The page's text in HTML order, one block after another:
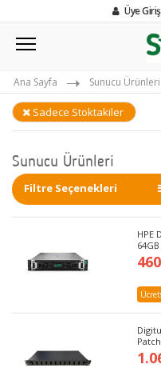
Üye
Ana Sayfa Sunucu Ürünleri
Sadece Stoktakiler
Sunucu Ürünleri
Filtre Seçenekleri
HPE